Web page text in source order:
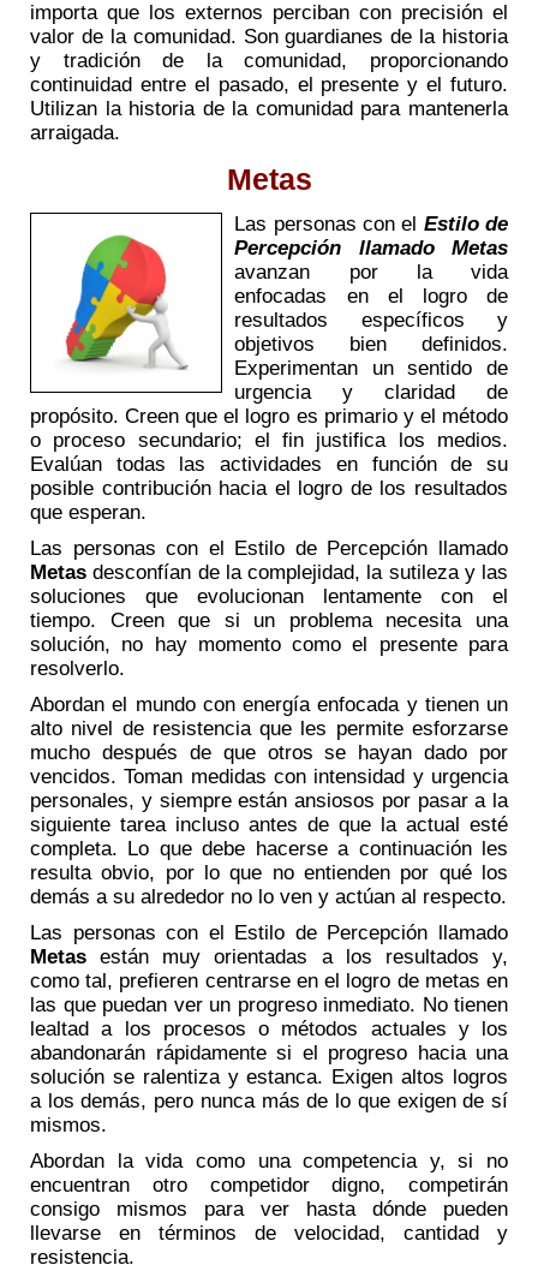
importa que los externos perciban con precisión el
valor de la comunidad. Son guardianes de la historia
y tradición de la comunidad, proporcionando
continuidad entre el pasado, el presente y el futuro.
Utilizan la historia de la comunidad para mantenerla
arraigada.
Metas
Las personas con el Estilo de
Percepción llamado Metas
avanzan por la vida
enfocadas en el logro de
resultados específicos y
objetivos bien definidos.
Experimentan un sentido de
urgencia y claridad de
propósito. Creen que el logro es primario y el método
o proceso secundario; el fin justifica los medios.
Evalúan todas las actividades en función de su
posible contribución hacia el logro de los resultados
que esperan.
Las personas con el Estilo de Percepción llamado
Metas desconfían de la complejidad, la sutileza y las
soluciones que evolucionan lentamente con el
tiempo. Creen que si un problema necesita una
solución, no hay momento como el presente para
resolverlo.
Abordan el mundo con energía enfocada y tienen un
alto nivel de resistencia que les permite esforzarse
mucho después de que otros se hayan dado por
vencidos. Toman medidas con intensidad y urgencia
personales, y siempre están ansiosos por pasar a la
siguiente tarea incluso antes de que la actual esté
completa. Lo que debe hacerse a continuación les
resulta obvio, por lo que no entienden por qué los
demás a su alrededor no lo ven y actúan al respecto.
Las personas con el Estilo de Percepción llamado
Metas están muy orientadas a los resultados y,
como tal, prefieren centrarse en el logro de metas en
las que puedan ver un progreso inmediato. No tienen
lealtad a los procesos o métodos actuales y los
abandonarán rápidamente si el progreso hacia una
solución se ralentiza y estanca. Exigen altos logros
a los demás, pero nunca más de lo que exigen de sí
mismos.
Abordan la vida como una competencia y, si no
encuentran otro competidor digno, competirán
consigo mismos para ver hasta dónde pueden
llevarse en términos de velocidad, cantidad y
resistencia.